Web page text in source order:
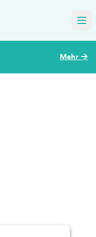
Mehr →